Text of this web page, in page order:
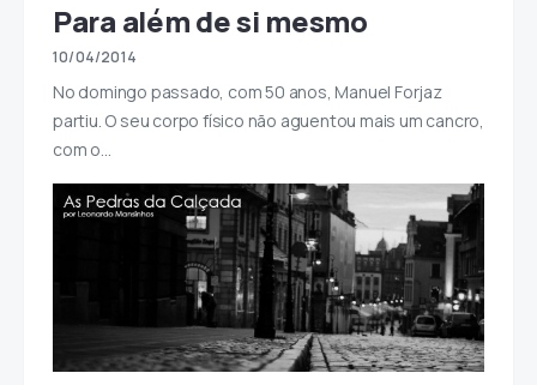
Para além de si mesmo
10/04/2014
No domingo passado, com 50 anos, Manuel Forjaz
partiu. O seu corpo físico não aguentou mais um cancro,
com o…